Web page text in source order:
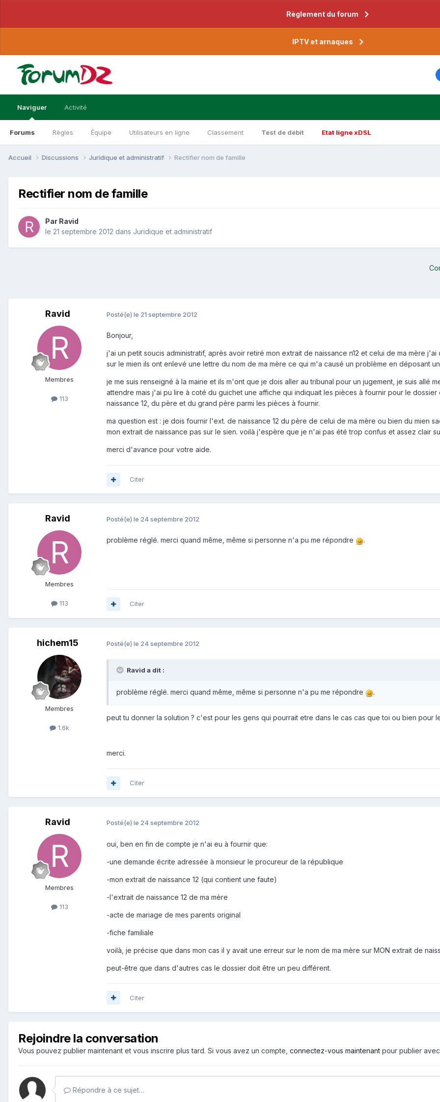
Règlement du forum
IPTV et arnaques
Naviguer
Forums Règles Équipe Utilisateurs en ligne Classement Test de débit Etat ligne xDSL
Activité
Accueil Discussions Juridique et administratif Rectifier nom de famille
Rectifier nom de famille
Par Ravid
le 21 septembre 2012 dans Juridique et administratif
Ravid
Membres
113
Posté(e) le 21 septembre 2012
Bonjour,
j'ai un petit soucis administratif, après avoir retiré mon extrait de naissance n12 et celui de ma mère
sur le mien ils ont enlevé une lettre du nom de ma mère ce qui m'a causé un problème en déposant
je me suis renseigné à la mairie et ils m'ont que je dois aller au tribunal pour un jugement, je suis allé
attendre mais j'ai pu lire à coté du guichet une affiche qui indiquait les pièces à fournir pour le
naissance 12, du père et du grand père parmi les pièces à fournir.
ma question est : je dois fournir l'ext. de naissance 12 du père de celui de ma mère ou bien du mien
mon extrait de naissance pas sur le sien. voilà j'espère que je n'ai pas été trop confus et assez clair
merci d'avance pour votre aide.
Citer
Ravid
Membres
113
Posté(e) le 24 septembre 2012
problème réglé. merci quand même, même si personne n'a pu me répondre .
Citer
hichem15
Membres
1.6k
Posté(e) le 24 septembre 2012
Ravid a dit :
problème réglé. merci quand même, même si personne n'a pu me répondre .
peut tu donner la solution ? c'est pour les gens qui pourrait etre dans le cas cas que toi ou bien pour
merci.
Citer
Ravid
Membres
113
Posté(e) le 24 septembre 2012
oui, ben en fin de compte je n'ai eu à fournir que:
-une demande écrite adressée à monsieur le procureur de la république
-mon extrait de naissance 12 (qui contient une faute)
-l'extrait de naissance 12 de ma mère
-acte de mariage de mes parents original
-fiche familiale
voilà, je précise que dans mon cas il y avait une erreur sur le nom de ma mère sur MON extrait de
peut-être que dans d'autres cas le dossier doit être un peu différent.
Citer
Rejoindre la conversation
Vous pouvez publier maintenant et vous inscrire plus tard. Si vous avez un compte, connectez-vous maintenant pour publier
Répondre à ce sujet…